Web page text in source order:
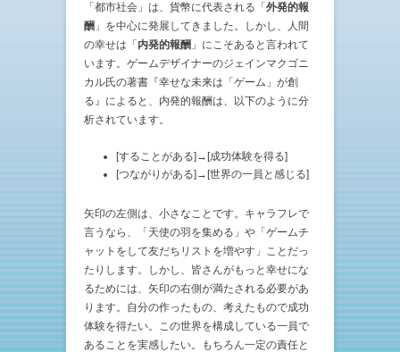
「都市社会」は、貨幣に代表される「 外発的報
酬 」を中心に発展してきました。しかし、人間
の幸せは「 内発的報酬 」にこそあると言われて
います。ゲームデザイナーのジェインマクゴニ
カル氏の著書『幸せな未来は「ゲーム」が創
る』によると、内発的報酬は、以下のように分
析されています。
[することがある]→[成功体験を得る]
[つながりがある]→[世界の一員と感じる]
矢印の左側は、小さなことです。キャラフレで
言うなら、「天使の羽を集める」や「ゲームチ
ャットをして友だちリストを増やす」ことだっ
たりします。しかし、皆さんがもっと幸せにな
るためには、矢印の右側が満たされる必要があ
ります。自分の作ったもの、考えたもので成功
体験を得たい。この世界を構成している一員で
あることを実感したい。もちろん一定の責任と